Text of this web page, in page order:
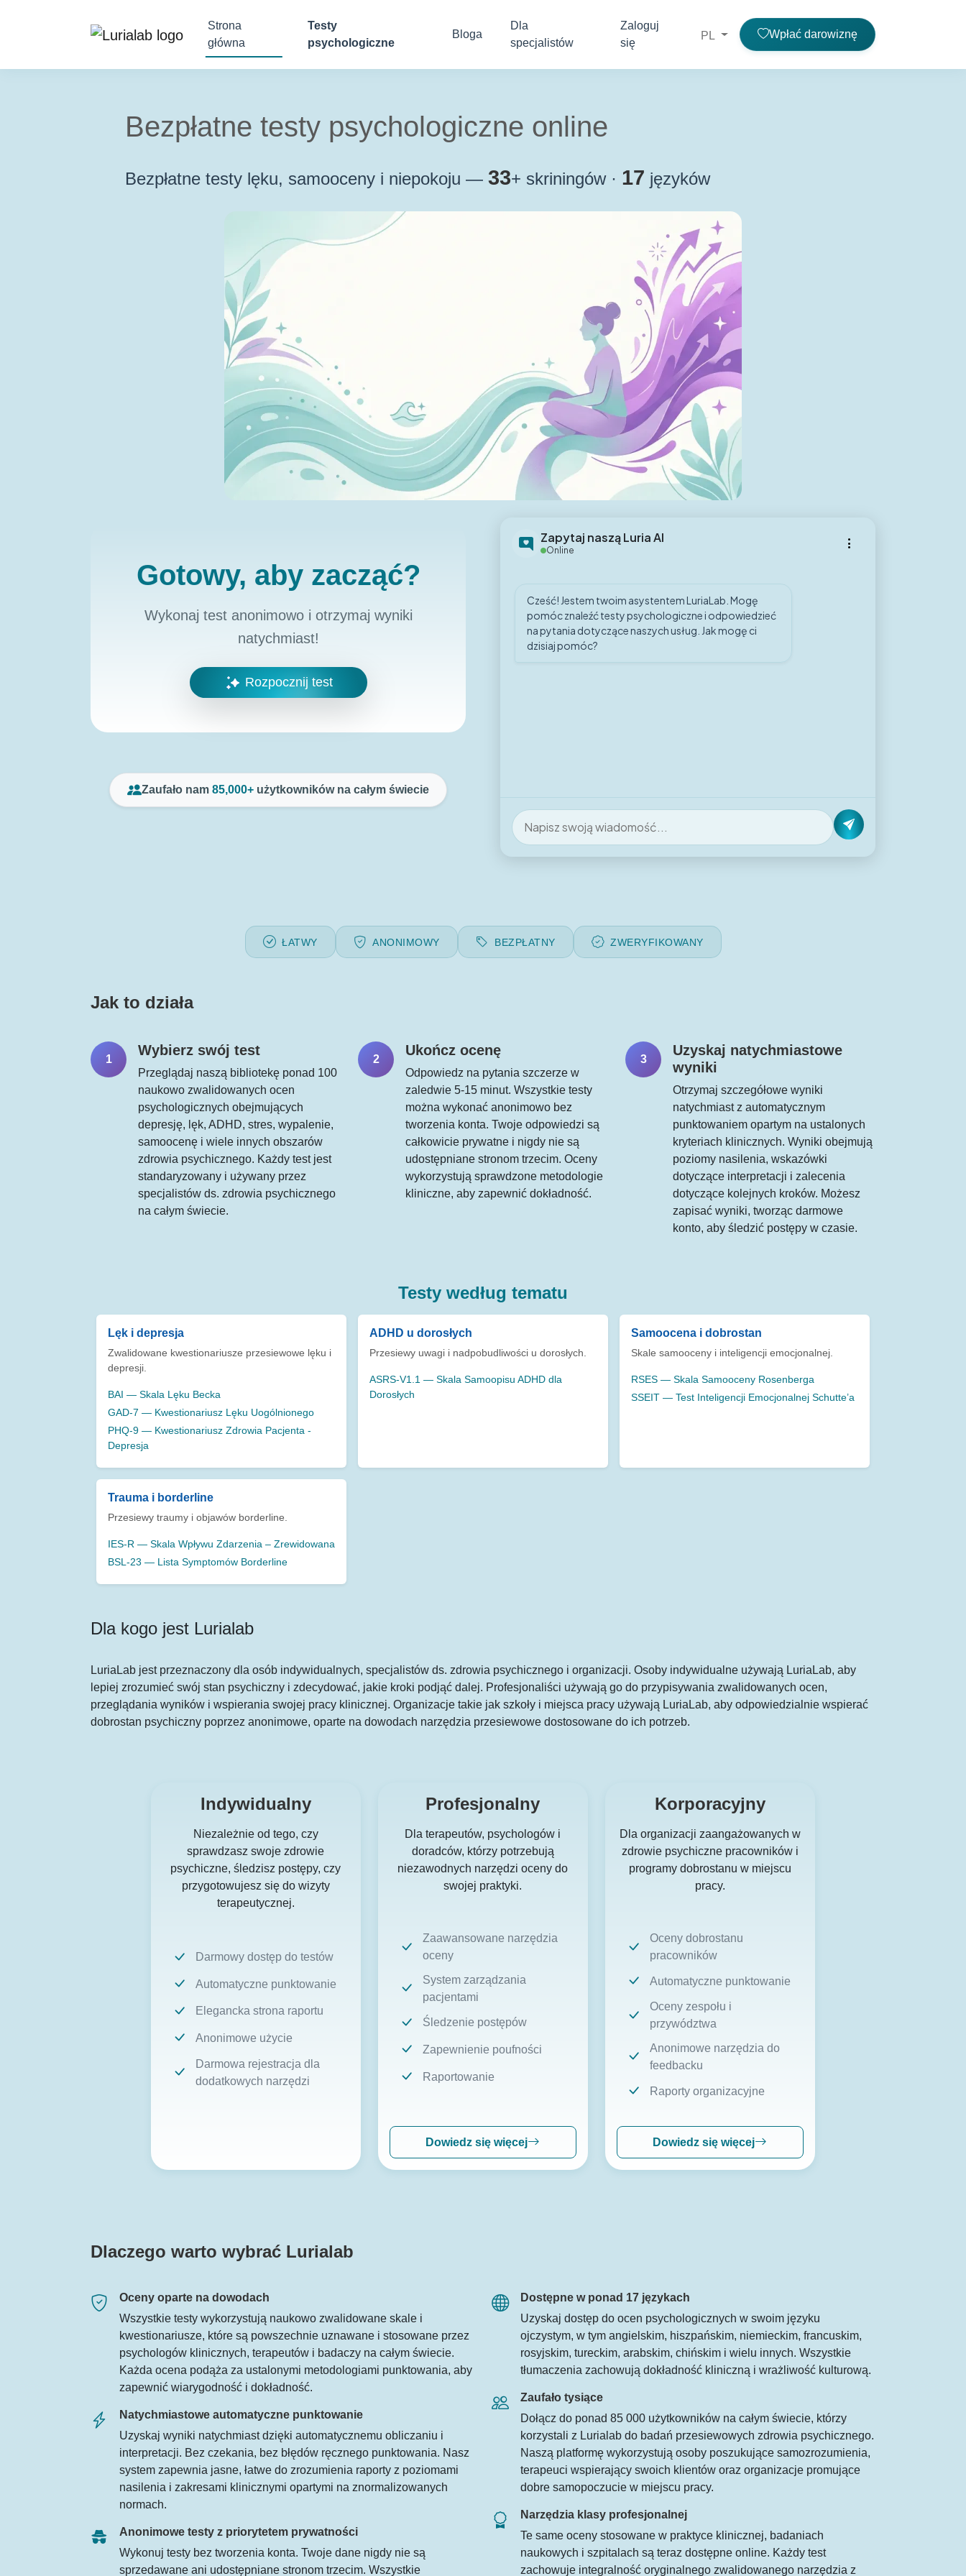
Strona
główna
Testy
psychologiczne
Bloga
Dla
specjalistów
Zaloguj
się
PL Wpłać darowiznę
Bezpłatne testy psychologiczne online
Bezpłatne testy lęku, samooceny i niepokoju — 33+ skriningów · 17 języków
Gotowy, aby zacząć?
Wykonaj test anonimowo i otrzymaj wyniki
natychmiast!
Rozpocznij test
Zaufało nam 85,000+ użytkowników na całym świecie
Zapytaj naszą Luria AI
Online
Cześć! Jestem twoim asystentem LuriaLab. Mogę
pomóc znaleźć testy psychologiczne i odpowiedzieć
na pytania dotyczące naszych usług. Jak mogę ci
dzisiaj pomóc?
ŁATWY ANONIMOWY BEZPŁATNY ZWERYFIKOWANY
Jak to działa
1
Wybierz swój test
Przeglądaj naszą bibliotekę ponad 100
naukowo zwalidowanych ocen
psychologicznych obejmujących
depresję, lęk, ADHD, stres, wypalenie,
samoocenę i wiele innych obszarów
zdrowia psychicznego. Każdy test jest
standaryzowany i używany przez
specjalistów ds. zdrowia psychicznego
na całym świecie.
2
Ukończ ocenę
Odpowiedz na pytania szczerze w
zaledwie 5-15 minut. Wszystkie testy
można wykonać anonimowo bez
tworzenia konta. Twoje odpowiedzi są
całkowicie prywatne i nigdy nie są
udostępniane stronom trzecim. Oceny
wykorzystują sprawdzone metodologie
kliniczne, aby zapewnić dokładność.
3
Uzyskaj natychmiastowe
wyniki
Otrzymaj szczegółowe wyniki
natychmiast z automatycznym
punktowaniem opartym na ustalonych
kryteriach klinicznych. Wyniki obejmują
poziomy nasilenia, wskazówki
dotyczące interpretacji i zalecenia
dotyczące kolejnych kroków. Możesz
zapisać wyniki, tworząc darmowe
konto, aby śledzić postępy w czasie.
Testy według tematu
Lęk i depresja
Zwalidowane kwestionariusze przesiewowe lęku i
depresji.
BAI — Skala Lęku Becka
GAD-7 — Kwestionariusz Lęku Uogólnionego
PHQ-9 — Kwestionariusz Zdrowia Pacjenta -
Depresja
ADHD u dorosłych
Przesiewy uwagi i nadpobudliwości u dorosłych.
ASRS-V1.1 — Skala Samoopisu ADHD dla
Dorosłych
Samoocena i dobrostan
Skale samooceny i inteligencji emocjonalnej.
RSES — Skala Samooceny Rosenberga
SSEIT — Test Inteligencji Emocjonalnej Schutte’a
Trauma i borderline
Przesiewy traumy i objawów borderline.
IES-R — Skala Wpływu Zdarzenia – Zrewidowana
BSL-23 — Lista Symptomów Borderline
Dla kogo jest Lurialab
LuriaLab jest przeznaczony dla osób indywidualnych, specjalistów ds. zdrowia psychicznego i organizacji. Osoby indywidualne używają LuriaLab, aby
lepiej zrozumieć swój stan psychiczny i zdecydować, jakie kroki podjąć dalej. Profesjonaliści używają go do przypisywania zwalidowanych ocen,
przeglądania wyników i wspierania swojej pracy klinicznej. Organizacje takie jak szkoły i miejsca pracy używają LuriaLab, aby odpowiedzialnie wspierać
dobrostan psychiczny poprzez anonimowe, oparte na dowodach narzędzia przesiewowe dostosowane do ich potrzeb.
Indywidualny
Niezależnie od tego, czy
sprawdzasz swoje zdrowie
psychiczne, śledzisz postępy, czy
przygotowujesz się do wizyty
terapeutycznej.
Darmowy dostęp do testów
Automatyczne punktowanie
Elegancka strona raportu
Anonimowe użycie
Darmowa rejestracja dla
dodatkowych narzędzi
Profesjonalny
Dla terapeutów, psychologów i
doradców, którzy potrzebują
niezawodnych narzędzi oceny do
swojej praktyki.
Zaawansowane narzędzia
oceny
System zarządzania
pacjentami
Śledzenie postępów
Zapewnienie poufności
Raportowanie
Dowiedz się więcej
Korporacyjny
Dla organizacji zaangażowanych w
zdrowie psychiczne pracowników i
programy dobrostanu w miejscu
pracy.
Oceny dobrostanu
pracowników
Automatyczne punktowanie
Oceny zespołu i
przywództwa
Anonimowe narzędzia do
feedbacku
Raporty organizacyjne
Dowiedz się więcej
Dlaczego warto wybrać Lurialab
Oceny oparte na dowodach
Wszystkie testy wykorzystują naukowo zwalidowane skale i
kwestionariusze, które są powszechnie uznawane i stosowane przez
psychologów klinicznych, terapeutów i badaczy na całym świecie.
Każda ocena podąża za ustalonymi metodologiami punktowania, aby
zapewnić wiarygodność i dokładność.
Natychmiastowe automatyczne punktowanie
Uzyskaj wyniki natychmiast dzięki automatycznemu obliczaniu i
interpretacji. Bez czekania, bez błędów ręcznego punktowania. Nasz
system zapewnia jasne, łatwe do zrozumienia raporty z poziomami
nasilenia i zakresami klinicznymi opartymi na znormalizowanych
normach.
Anonimowe testy z priorytetem prywatności
Wykonuj testy bez tworzenia konta. Twoje dane nigdy nie są
sprzedawane ani udostępniane stronom trzecim. Wszystkie
Dostępne w ponad 17 językach
Uzyskaj dostęp do ocen psychologicznych w swoim języku
ojczystym, w tym angielskim, hiszpańskim, niemieckim, francuskim,
rosyjskim, tureckim, arabskim, chińskim i wielu innych. Wszystkie
tłumaczenia zachowują dokładność kliniczną i wrażliwość kulturową.
Zaufało tysiące
Dołącz do ponad 85 000 użytkowników na całym świecie, którzy
korzystali z Lurialab do badań przesiewowych zdrowia psychicznego.
Naszą platformę wykorzystują osoby poszukujące samozrozumienia,
terapeuci wspierający swoich klientów oraz organizacje promujące
dobre samopoczucie w miejscu pracy.
Narzędzia klasy profesjonalnej
Te same oceny stosowane w praktyce klinicznej, badaniach
naukowych i szpitalach są teraz dostępne online. Każdy test
zachowuje integralność oryginalnego zwalidowanego narzędzia z